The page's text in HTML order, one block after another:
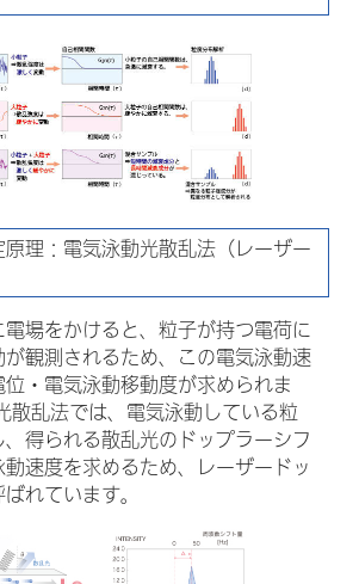
理：電気泳動光散乱法（レーザー
場をかけると、粒子が持つ電荷に
観測されるため、この電気泳動速
・電気泳動移動度が求められま
散乱法では、電気泳動している粒
得られる散乱光のドップラーシフ
動速度を求めるため、レーザードッ
れています。